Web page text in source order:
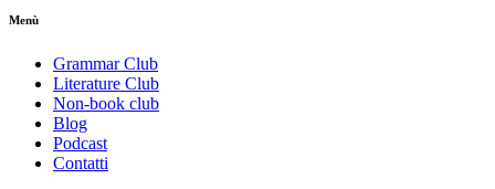
Menù
Grammar Club
Literature Club
Non-book club
Blog
Podcast
Contatti